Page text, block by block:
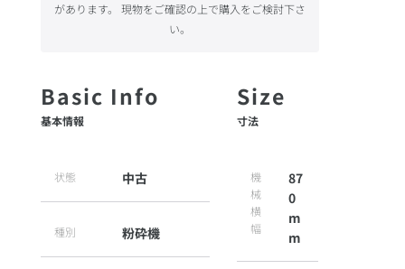
基本情報
状態 中古
種別 粉砕機
寸法
機
械
横
幅
87
0
m
m
があります。 現物をご確認の上で購入をご検討下さ
い。